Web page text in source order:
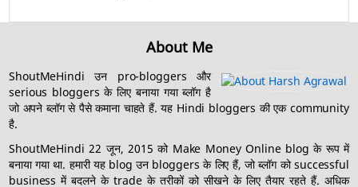
About Me
ShoutMeHindi उन pro-bloggers और
serious bloggers के लिए बनाया गया ब्लॉग है
जो अपने ब्लॉग से पैसे कमाना चाहते हैं. यह Hindi bloggers की एक community
है.
ShoutMeHindi 22 जून, 2015 को Make Money Online blog के रूप में
बनाया गया था. हमारी यह blog उन bloggers के लिए हैं, जो ब्लॉग को successful
business में बदलने के trade के तरीकों को सीखने के लिए तैयार रहते हैं. अधिक